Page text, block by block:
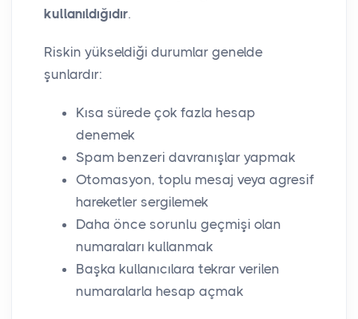
kullanıldığıdır.
Riskin yükseldiği durumlar genelde
şunlardır:
Kısa sürede çok fazla hesap
denemek
Spam benzeri davranışlar yapmak
Otomasyon, toplu mesaj veya agresif
hareketler sergilemek
Daha önce sorunlu geçmişi olan
numaraları kullanmak
Başka kullanıcılara tekrar verilen
numaralarla hesap açmak